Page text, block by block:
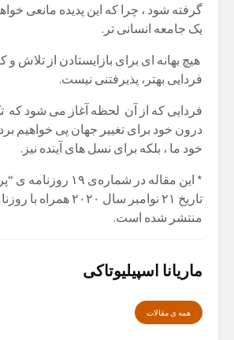
گرفتە شود ، چرا کە این پدیدە مانعی
یک جامعه انسانی تر.
هیچ بهانە ای برای بازایستادن از تلاش
فردایی بهتر، پذیرفتنی نیست.
فردایی کە از آن لحظە آغاز می شود کە
درون خود برای تغییر جهان پی خواهیم
خود ما ، بلکە برای نسل های آیندە نیز.
*
این مقالە در شمارەی
تاریخ ٢١ نوامبر سال ٢٠٢٠
منتشر شدە است.
ماریانا اسپیلیوتاکی
همە ی مقالات